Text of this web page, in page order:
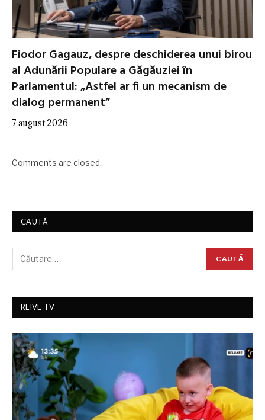
Fiodor Gagauz, despre deschiderea unui birou
al Adunării Populare a Găgăuziei în
Parlamentul: „Astfel ar fi un mecanism de
dialog permanent”
7 august 2026
Comments are closed.
CAUTĂ
RLIVE TV